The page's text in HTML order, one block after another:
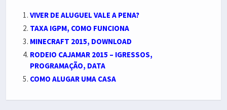
VIVER DE ALUGUEL VALE A PENA?
TAXA IGPM, COMO FUNCIONA
MINECRAFT 2015, DOWNLOAD
RODEIO CAJAMAR 2015 – IGRESSOS,
PROGRAMAÇÃO, DATA
COMO ALUGAR UMA CASA